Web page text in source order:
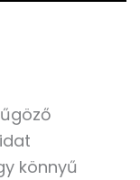
könnyű